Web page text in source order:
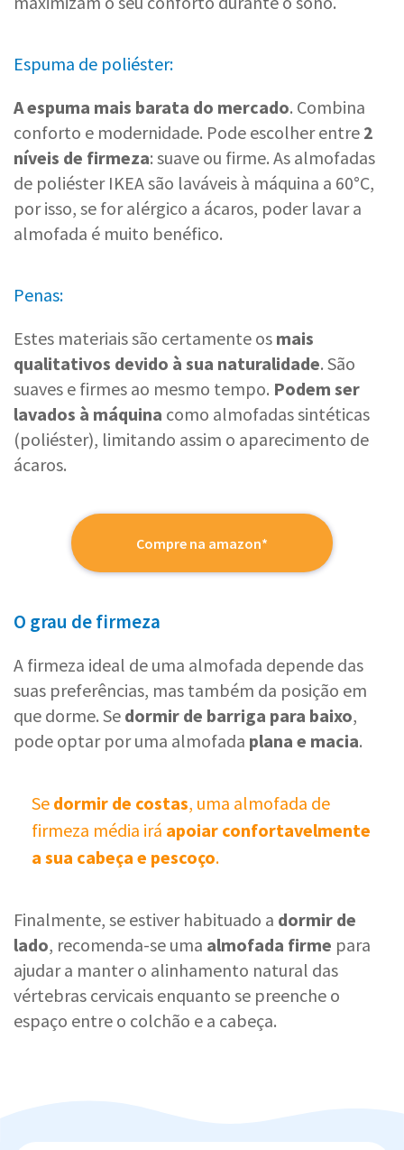
Espuma de poliéster:
A espuma mais barata do mercado. Combina
conforto e modernidade. Pode escolher entre 2
níveis de firmeza: suave ou firme. As almofadas
de poliéster IKEA são laváveis à máquina a 60°C,
por isso, se for alérgico a ácaros, poder lavar a
almofada é muito benéfico.
Penas:
Estes materiais são certamente os mais
qualitativos devido à sua naturalidade. São
suaves e firmes ao mesmo tempo. Podem ser
lavados à máquina como almofadas sintéticas
(poliéster), limitando assim o aparecimento de
ácaros.
Compre na amazon*
O grau de firmeza
A firmeza ideal de uma almofada depende das
suas preferências, mas também da posição em
que dorme. Se dormir de barriga para baixo,
pode optar por uma almofada plana e macia.
Se dormir de costas, uma almofada de
firmeza média irá apoiar confortavelmente
a sua cabeça e pescoço.
Finalmente, se estiver habituado a dormir de
lado, recomenda-se uma almofada firme para
ajudar a manter o alinhamento natural das
vértebras cervicais enquanto se preenche o
espaço entre o colchão e a cabeça.